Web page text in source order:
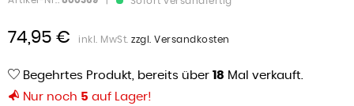
74,95 € inkl. MwSt. zzgl. Versandkosten
Begehrtes Produkt, bereits über 18 Mal verkauft.
Nur noch 5 auf Lager!